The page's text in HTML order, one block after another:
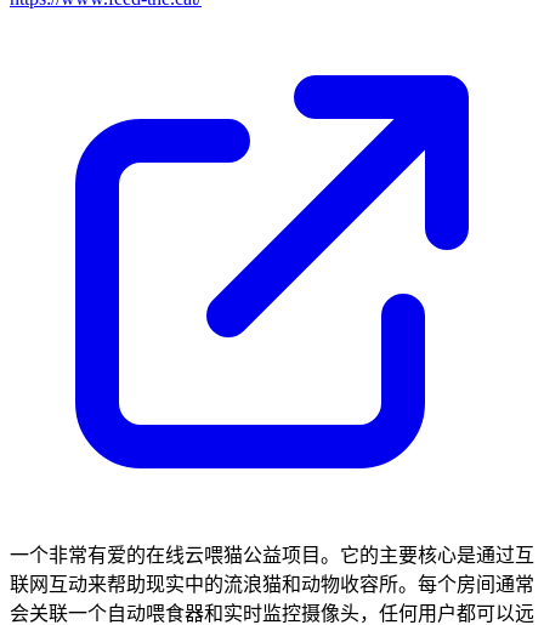
一个非常有爱的在线云喂猫公益项目。它的主要核心是通过互
联网互动来帮助现实中的流浪猫和动物收容所。每个房间通常
会关联一个自动喂食器和实时监控摄像头，任何用户都可以远